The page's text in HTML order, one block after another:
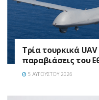
Τρία τουρκικά UAV
παραβιάσεις του
5 ΑΥΓΟΎΣΤΟΥ 2026